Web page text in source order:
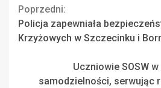
Continue
Reading
Poprzedni:
Policja zapewniała
Krzyżowych w Szczecinku i
Uczniowie SOSW
samodzielności, serwując